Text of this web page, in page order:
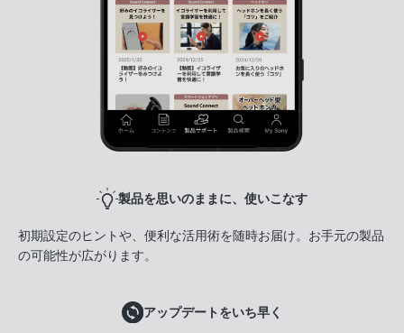
製品を思いのままに、使いこなす
初期設定のヒントや、便利な活用術を随時お届け。お手元の製品
の可能性が広がります。
アップデートをいち早く